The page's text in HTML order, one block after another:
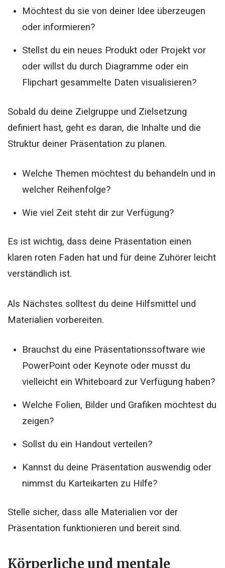
Möchtest du sie von deiner Idee überzeugen
oder informieren?
Stellst du ein neues Produkt oder Projekt vor
oder willst du durch Diagramme oder ein
Flipchart gesammelte Daten visualisieren?
Sobald du deine Zielgruppe und Zielsetzung
definiert hast, geht es daran, die Inhalte und die
Struktur deiner Präsentation zu planen.
Welche Themen möchtest du behandeln und in
welcher Reihenfolge?
Wie viel Zeit steht dir zur Verfügung?
Es ist wichtig, dass deine Präsentation einen
klaren roten Faden hat und für deine Zuhörer leicht
verständlich ist.
Als Nächstes solltest du deine Hilfsmittel und
Materialien vorbereiten.
Brauchst du eine Präsentationssoftware wie
PowerPoint oder Keynote oder musst du
vielleicht ein Whiteboard zur Verfügung haben?
Welche Folien, Bilder und Grafiken möchtest du
zeigen?
Sollst du ein Handout verteilen?
Kannst du deine Präsentation auswendig oder
nimmst du Karteikarten zu Hilfe?
Stelle sicher, dass alle Materialien vor der
Präsentation funktionieren und bereit sind.
Körperliche und mentale